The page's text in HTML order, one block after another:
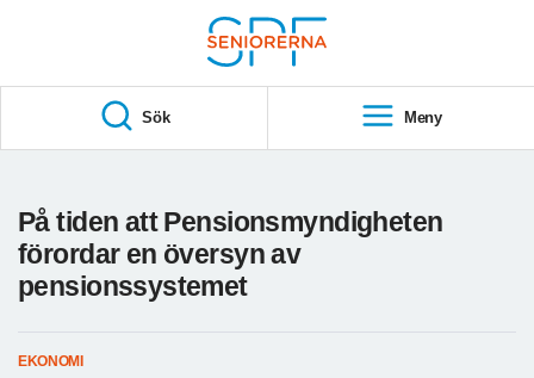
S
A
Sök Meny
På tiden att Pensionsmyndigheten
förordar en översyn av
pensionssystemet
EKONOMI